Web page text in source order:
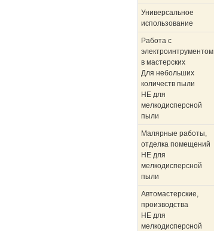
Универсальное
использование
Работа с
электроинтрументом
в мастерских
Для небольших
количеств пыли
НЕ для
мелкодисперсной
пыли
Малярные работы,
отделка помещений
НЕ для
мелкодисперсной
пыли
Автомастерские,
производства
НЕ для
мелкодисперсной